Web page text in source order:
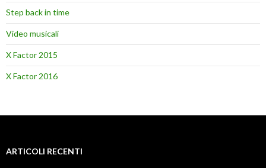
Step back in time
Video musicali
X Factor 2015
X Factor 2016
ARTICOLI RECENTI